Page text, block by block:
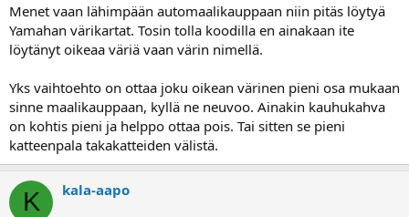
Menet vaan lähimpään automaalikauppaan niin pitäs löytyä
Yamahan värikartat. Tosin tolla koodilla en ainakaan ite
löytänyt oikeaa väriä vaan värin nimellä.
Yks vaihtoehto on ottaa joku oikean värinen pieni osa mukaan
sinne maalikauppaan, kyllä ne neuvoo. Ainakin kauhukahva
on kohtis pieni ja helppo ottaa pois. Tai sitten se pieni
katteenpala takakatteiden välistä.
K kala-aapo